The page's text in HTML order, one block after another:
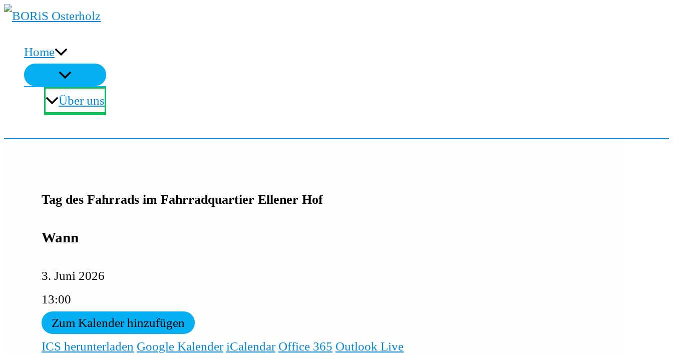
Zum
springen
Home
Über uns
Tag des Fahrrads im Fahrradquartier Ellener Hof
Wann
3. Juni 2026
13:00
Zum Kalender hinzufügen
ICS herunterladen Google Kalender iCalendar Office 365 Outlook Live